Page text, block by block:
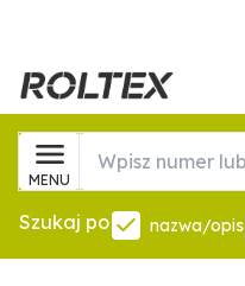
MENU
Szukaj po nazwa/opis